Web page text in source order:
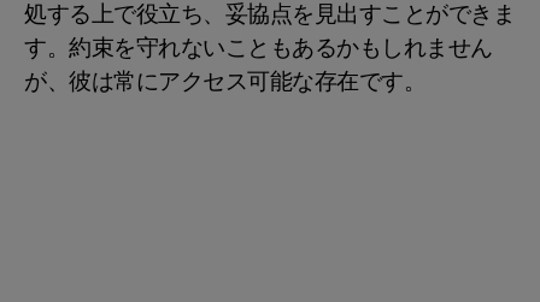
処する上で役立ち、妥協点を見出すことができま
す。約束を守れないこともあるかもしれません
が、彼は常にアクセス可能な存在です。